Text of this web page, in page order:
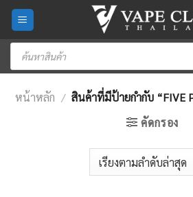
Skip
content
Products
search
หน้าหลัก / สินค้าที่มีป้ายกำกับ “FIVE
คัดกรอง